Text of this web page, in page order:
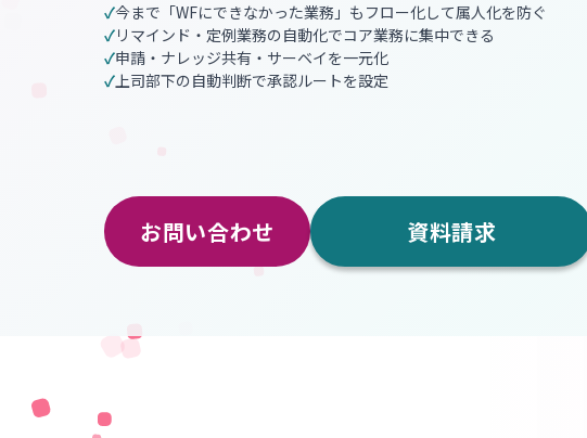
今まで「WFにできなかった業務」もフロー化して属人化を防ぐ
リマインド・定例業務の自動化でコア業務に集中できる
申請・ナレッジ共有・サーベイを一元化
上司部下の自動判断で承認ルートを設定
お問い合わせ 資料請求